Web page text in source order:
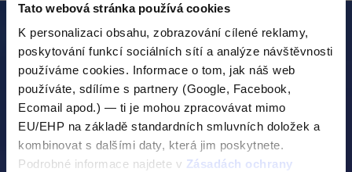
Tato webová stránka používá cookies
K personalizaci obsahu, zobrazování cílené reklamy,
poskytování funkcí sociálních sítí a analýze návštěvnosti
používáme cookies. Informace o tom, jak náš web
používáte, sdílíme s partnery (Google, Facebook,
Ecomail apod.) — ti je mohou zpracovávat mimo
EU/EHP na základě standardních smluvních doložek a
kombinovat s dalšími daty, která jim poskytnete.
Podrobné informace najdete v Zásadách ochrany
ANGLIČTINA BEZ BIFLOVÁNÍ
E-mailový minikurzZDARMA
Nebaví vás se učit slovíčka
opakováním?
NEMUSÍTE